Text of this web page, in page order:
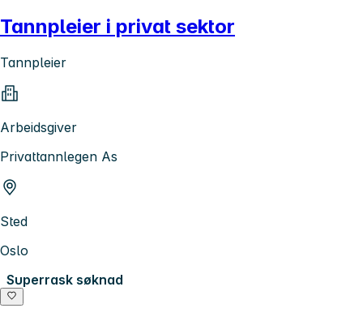
Tannpleier i privat sektor
Tannpleier
Arbeidsgiver
Privattannlegen As
Sted
Oslo
Superrask søknad